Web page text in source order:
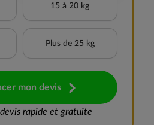
15 à 20 kg
Plus de 25 kg
mon devis
rapide et gratuite